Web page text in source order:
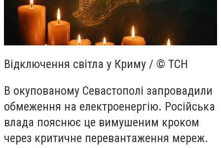
Відключення світла у Криму / © ТСН
В окупованому Севастополі запровадили
обмеження на електроенергію. Російська
влада пояснює це вимушеним кроком
через критичне перевантаження мереж.